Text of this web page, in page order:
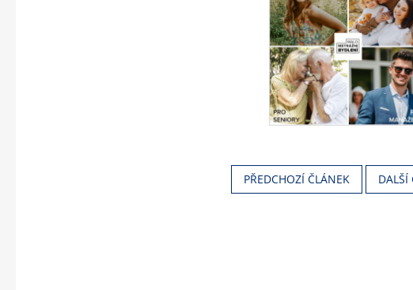
PŘEDCHOZÍ ČLÁNEK DALŠÍ